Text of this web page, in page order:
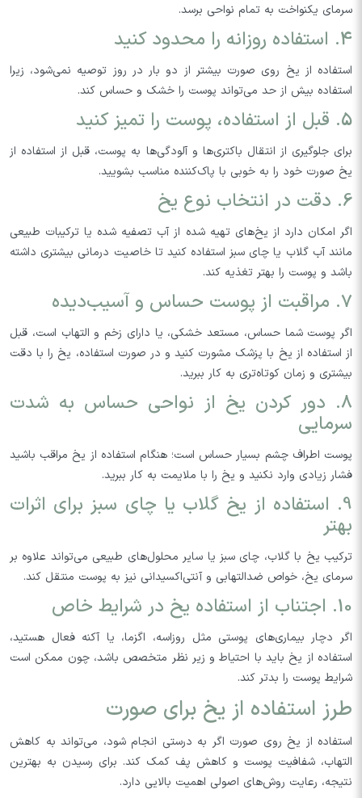
سرمای یکنواخت به تمام نواحی برسد.
4. استفاده روزانه را محدود کنید
استفاده از یخ روی صورت بیشتر از دو بار در روز توصیه نمی‌شود، زیرا
استفاده بیش از حد می‌تواند پوست را خشک و حساس کند.
5. قبل از استفاده، پوست را تمیز کنید
برای جلوگیری از انتقال باکتری‌ها و آلودگی‌ها به پوست، قبل از استفاده از
یخ صورت خود را به خوبی با پاک‌کننده مناسب بشویید.
6. دقت در انتخاب نوع یخ
اگر امکان دارد از یخ‌های تهیه شده از آب تصفیه شده یا ترکیبات طبیعی
مانند آب گلاب یا چای سبز استفاده کنید تا خاصیت درمانی بیشتری داشته
باشد و پوست را بهتر تغذیه کند.
7. مراقبت از پوست حساس و آسیب‌دیده
اگر پوست شما حساس، مستعد خشکی، یا دارای زخم و التهاب است، قبل
از استفاده از یخ با پزشک مشورت کنید و در صورت استفاده، یخ را با دقت
بیشتری و زمان کوتاه‌تری به کار ببرید.
8. دور کردن یخ از نواحی حساس به شدت
سرمایی
پوست اطراف چشم بسیار حساس است؛ هنگام استفاده از یخ مراقب باشید
فشار زیادی وارد نکنید و یخ را با ملایمت به کار ببرید.
9. استفاده از یخ گلاب یا چای سبز برای اثرات
بهتر
ترکیب یخ با گلاب، چای سبز یا سایر محلول‌های طبیعی می‌تواند علاوه بر
سرمای یخ، خواص ضدالتهابی و آنتی‌اکسیدانی نیز به پوست منتقل کند.
10. اجتناب از استفاده یخ در شرایط خاص
اگر دچار بیماری‌های پوستی مثل روزاسه، اگزما، یا آکنه فعال هستید،
استفاده از یخ باید با احتیاط و زیر نظر متخصص باشد، چون ممکن است
شرایط پوست را بدتر کند.
طرز استفاده از یخ برای صورت
استفاده از یخ روی صورت اگر به درستی انجام شود، می‌تواند به کاهش
التهاب، شفافیت پوست و کاهش پف کمک کند. برای رسیدن به بهترین
نتیجه، رعایت روش‌های اصولی اهمیت بالایی دارد.